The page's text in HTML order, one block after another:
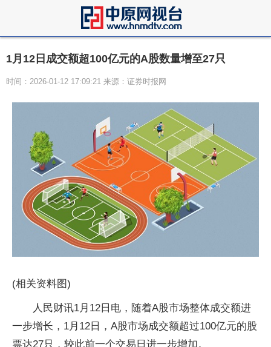
1月12日成交额超100亿元的A股数量增至27只
时间：2026-01-12 17:09:21 来源：证券时报网
(相关资料图)
人民财讯1月12日电，随着A股市场整体成交额进
一步增长，1月12日，A股市场成交额超过100亿元的股
票达27只，较此前一个交易日进一步增加。